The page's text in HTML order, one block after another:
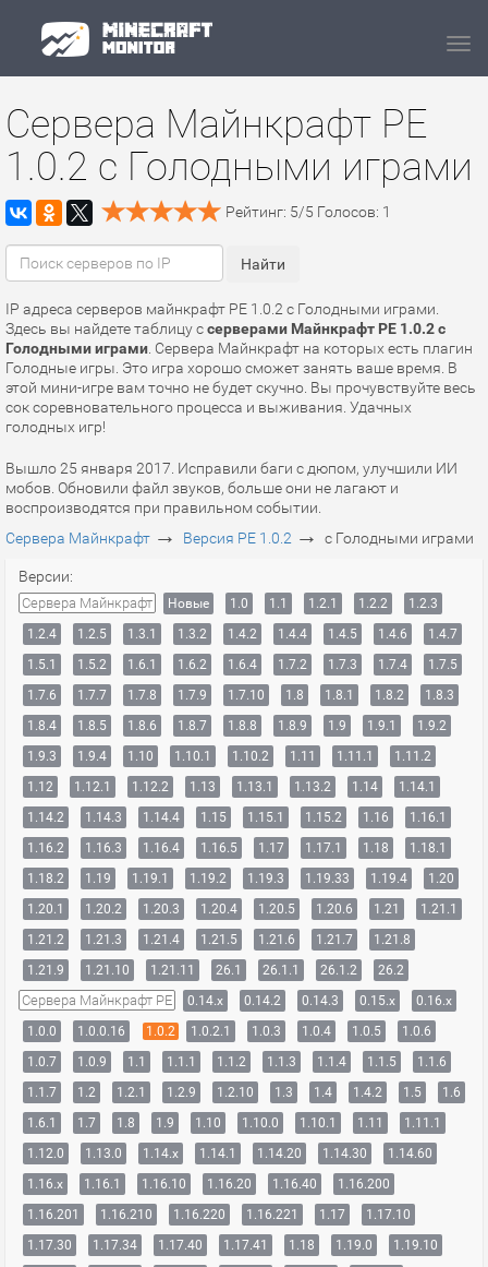
Сервера Майнкрафт PE
1.0.2 с Голодными играми
Рейтинг: 5/5 Голосов: 1
IP адреса серверов майнкрафт PE 1.0.2 с Голодными играми.
Здесь вы найдете таблицу ссерверами Майнкрафт PE 1.0.2 с
Голодными играми . Сервера Майнкрафт на которых есть плагин
Голодные игры. Это игра хорошо сможет занять ваше время. В
этой мини-игре вам точно не будет скучно. Вы прочувствуйте весь
сок соревновательного процесса и выживания. Удачных
голодных игр!
Вышло 25 января 2017. Исправили баги с дюпом, улучшили ИИ
мобов. Обновили файл звуков, больше они не лагают и
воспроизводятся при правильном событии.
Сервера Майнкрафт → Версия PE 1.0.2 → с Голодными играми
Версии:
Сервера Майнкрафт Новые 1.0 1.1 1.2.1 1.2.2
1.2.3
1.2.4
1.2.5 1.3.1 1.3.2 1.4.2 1.4.4 1.4.5 1.4.6
1.4.7
1.5.1
1.5.2 1.6.1 1.6.2 1.6.4 1.7.2 1.7.3 1.7.4
1.7.5
1.7.6
1.7.7 1.7.8 1.7.9 1.7.10 1.8 1.8.1 1.8.2
1.8.3
1.8.4
1.8.5 1.8.6 1.8.7 1.8.8 1.8.9 1.9 1.9.1
1.9.2
1.9.3
1.9.4 1.10 1.10.1 1.10.2 1.11 1.11.1
1.11.2
1.12
1.12.1 1.12.2 1.13 1.13.1 1.13.2 1.14
1.14.1
1.14.2
1.14.3 1.14.4 1.15 1.15.1 1.15.2 1.16
1.16.1
1.16.2
1.16.3 1.16.4 1.16.5 1.17 1.17.1 1.18
1.18.1
1.18.2
1.19 1.19.1 1.19.2 1.19.3 1.19.33 1.19.4
1.20
1.20.1
1.20.2 1.20.3 1.20.4 1.20.5 1.20.6 1.21
1.21.1
1.21.2
1.21.3 1.21.4 1.21.5 1.21.6 1.21.7
1.21.8
1.21.9
1.21.10 1.21.11 26.1 26.1.1 26.1.2 26.2
Сервера Майнкрафт PE 0.14.x 0.14.2 0.14.3 0.15.x
0.16.x
1.0.0
1.0.0.16 1.0.2 1.0.2.1 1.0.3 1.0.4 1.0.5
1.0.6
1.0.7
1.0.9 1.1 1.1.1 1.1.2 1.1.3 1.1.4 1.1.5
1.1.6
1.1.7
1.2 1.2.1 1.2.9 1.2.10 1.3 1.4 1.4.2 1.5
1.6
1.6.1
1.7 1.8 1.9 1.10 1.10.0 1.10.1 1.11
1.11.1
1.12.0
1.13.0 1.14.x 1.14.1 1.14.20 1.14.30
1.14.60
1.16.x
1.16.1 1.16.10 1.16.20 1.16.40
1.16.200
1.16.201
1.16.210 1.16.220 1.16.221 1.17
1.17.10
1.17.30
1.17.34 1.17.40 1.17.41 1.18 1.19.0
1.19.10